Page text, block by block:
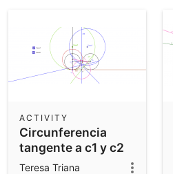
Circunferencia
tangente a c1 y c2
en T1
ACTIVITY
Teresa Triana